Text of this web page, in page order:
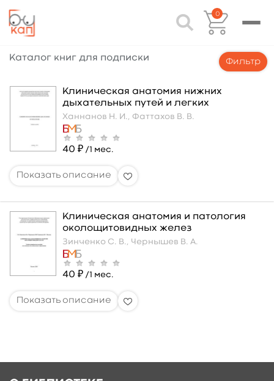
0
Каталог книг для подписки Фильтр
Клиническая анатомия нижних
дыхательных путей и легких
Ханнанов Н. И., Фаттахов В. В.
40 ₽ /1 мес.
Клиническая анатомия и патология
околощитовидных желез
Зинченко С. В., Чернышев В. А.
40 ₽ /1 мес.